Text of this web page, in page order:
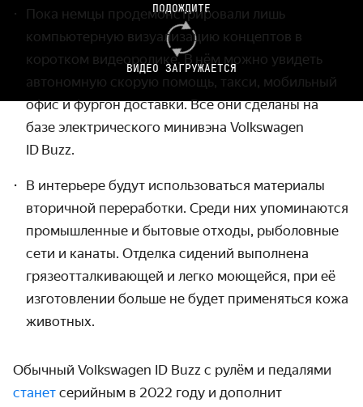
ПОДОЖДИТЕ
ВИДЕО ЗАГРУЖАЕТСЯ
Пока немцы продемонстрировали лишь
компьютерную визуализацию концептов в
коротком видео­ролике. В нём можно увидеть
автономную скорую помощь, такси, мобильный
офис и фургон доставки. Все они сделаны на
базе электриче­ского минивэна Volkswagen
ID Buzz.
В интерьере будут использоваться материалы
вторичной переработки. Среди них упоминаются
промыш­ленные и бытовые отходы, рыболовные
сети и канаты. Отделка сидений выполнена
грязе­отталки­вающей и легко моющейся, при её
изготовлении больше не будет применяться кожа
животных.
Обычный Volkswagen ID Buzz с рулём и педалями
станет серийным в 2022 году и дополнит